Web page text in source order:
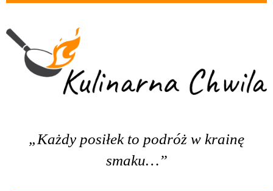
„Każdy posiłek to podróż w krainę
smaku…”